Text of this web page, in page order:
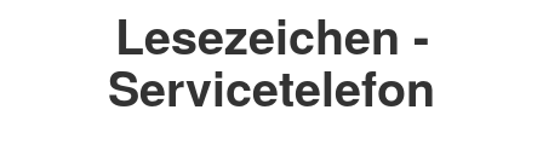
Lesezeichen -
Servicetelefon